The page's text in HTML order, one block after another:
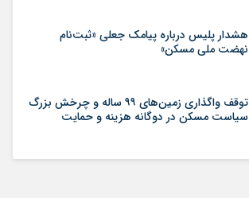
هشدار پلیس درباره پیامک جعلی «ثبت‌نام
نهضت ملی مسکن»
توقف واگذاری زمین‌های ۹۹ ساله و چرخش بزرگ
سیاست مسکن در دوگانه هزینه و حمایت